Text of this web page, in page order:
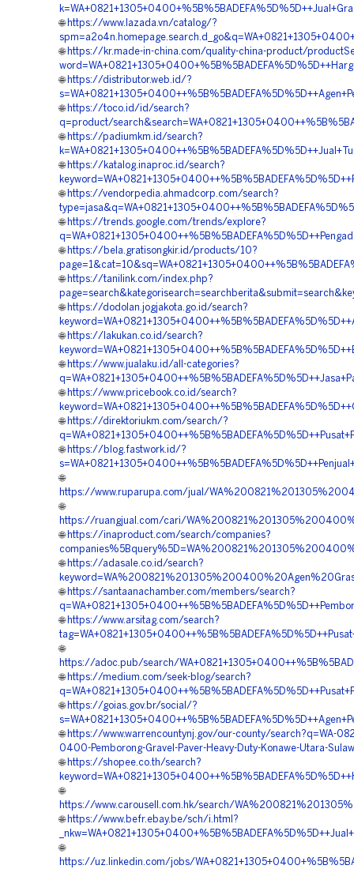
🌐 https://www.lazada.vn/catalog/?
🌐 https://kr.made-in-china.com/quality-china-product/
🌐 https://distributor.web.id/?
🌐 https://toco.id/id/search?
q=product/
🌐 https://padiumkm.id/search?
🌐 https://katalog.inaproc.id/search?
🌐 https://vendorpedia.ahmadcorp.com/search?
🌐 https://trends.google.com/trends/explore?
🌐 https://bela.gratisongkir.id/products/10?
🌐 https://tanilink.com/index.php?
🌐 https://dodolan.jogjakota.go.id/search?
🌐 https://lakukan.co.id/search?
🌐 https://www.jualaku.id/all-categories?
🌐 https://www.pricebook.co.id/search?
🌐 https://direktoriukm.com/search/?
🌐 https://blog.fastwork.id/?
🌐
https://www.ruparupa.com/jual/
🌐
https://ruangjual.com/cari/
🌐 https://inaproduct.com/search/companies?
🌐 https://adasale.co.id/search?
🌐 https://santaanachamber.com/members/search?
🌐 https://www.arsitag.com/search?
🌐
https://adoc.pub/search/
🌐 https://medium.com/seek-blog/search?
🌐 https://goias.gov.br/social/?
🌐 https://www.warrencountynj.gov/our-county/search?q=WA-
0400-Pemborong-Gravel-Paver-Heavy-Duty-Konawe-Utara-
🌐 https://shopee.co.th/search?
🌐
https://www.carousell.com.hk/search/
🌐 https://www.befr.ebay.be/sch/i.html?
🌐
https://uz.linkedin.com/jobs/